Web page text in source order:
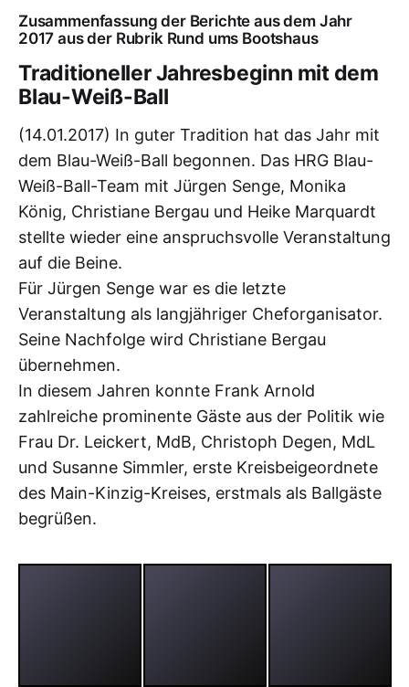
Zusammenfassung der Berichte aus dem Jahr
2017 aus der Rubrik Rund ums Bootshaus
Traditioneller Jahresbeginn mit dem
Blau-Weiß-Ball
(14.01.2017) In guter Tradition hat das Jahr mit
dem Blau-Weiß-Ball begonnen. Das HRG Blau-
Weiß-Ball-Team mit Jürgen Senge, Monika
König, Christiane Bergau und Heike Marquardt
stellte wieder eine anspruchsvolle Veranstaltung
auf die Beine.
Für Jürgen Senge war es die letzte
Veranstaltung als langjähriger Cheforganisator.
Seine Nachfolge wird Christiane Bergau
übernehmen.
In diesem Jahren konnte Frank Arnold
zahlreiche prominente Gäste aus der Politik wie
Frau Dr. Leickert, MdB, Christoph Degen, MdL
und Susanne Simmler, erste Kreisbeigeordnete
des Main-Kinzig-Kreises, erstmals als Ballgäste
begrüßen.